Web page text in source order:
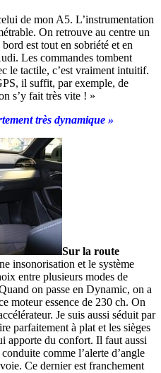
de mon A5. L’instrumentation
On retrouve au centre un
est tout en sobriété et en
Les commandes tombent
le tactile, c’est vraiment intuitif.
il suffit, par exemple, de
s’y fait très vite ! »
très dynamique »
Sur la route
insonorisation et le système
entre plusieurs modes de
on passe en Dynamic, on a
moteur essence de 230 ch. On
Je suis aussi séduit par
parfaitement à plat et les sièges
apporte du confort. Il faut aussi
comme l’alerte d’angle
Ce dernier est franchement